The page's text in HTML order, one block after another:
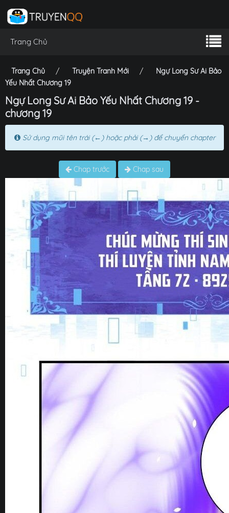
Trang Chủ
Trang Chủ Truyện Tranh Mới
Ngự Long Sư Ai Bảo
Yếu Nhất Chương 19
Ngự Long Sư Ai Bảo Yếu Nhất Chương 19 -
chương 19
Sử dụng mũi tên trái (←) hoặc phải (→) để chuyển chapter
Chap trước Chap sau